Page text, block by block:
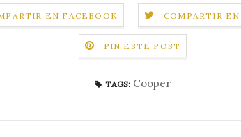
EN FACEBOOK COMPARTIR
PIN ESTE POST
TAGS: Cooper